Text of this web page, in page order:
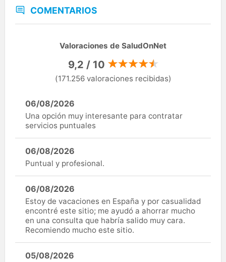
COMENTARIOS
Valoraciones de SaludOnNet
9,2 / 10
(171.256 valoraciones recibidas)
06/08/2026
Una opción muy interesante para contratar
servicios puntuales
06/08/2026
Puntual y profesional.
06/08/2026
Estoy de vacaciones en España y por casualidad
encontré este sitio; me ayudó a ahorrar mucho
en una consulta que habría salido muy cara.
Recomiendo mucho este sitio.
05/08/2026